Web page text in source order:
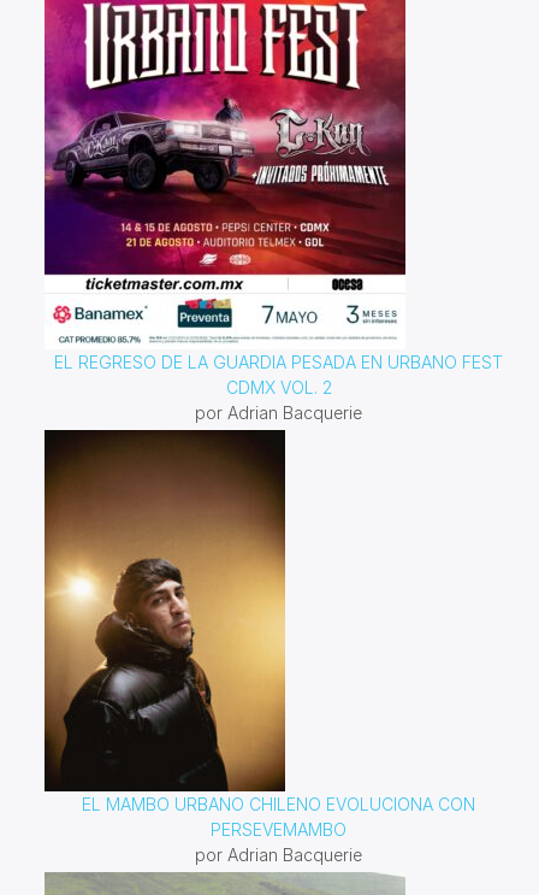
EL REGRESO DE LA GUARDIA PESADA EN URBANO FEST
CDMX VOL. 2
por Adrian Bacquerie
EL MAMBO URBANO CHILENO EVOLUCIONA CON
PERSEVEMAMBO
por Adrian Bacquerie